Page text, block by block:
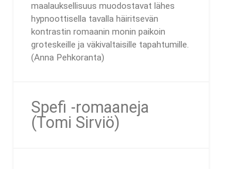
maalauksellisuus muodostavat lähes
hypnoottisella tavalla häiritsevän
kontrastin romaanin monin paikoin
groteskeille ja väkivaltaisille tapahtumille.
(Anna Pehkoranta)
Spefi -romaaneja
(Tomi Sirviö)